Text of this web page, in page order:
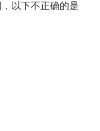
以下不正确的是